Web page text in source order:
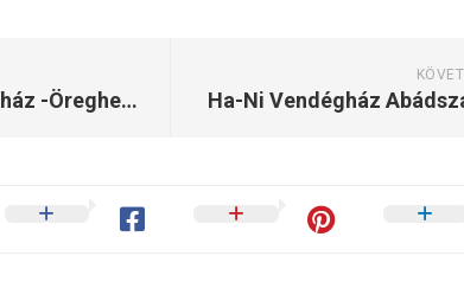
Ha-Ni Vendégház
Panoráma Üdülőház -Öreghegy Pécsely